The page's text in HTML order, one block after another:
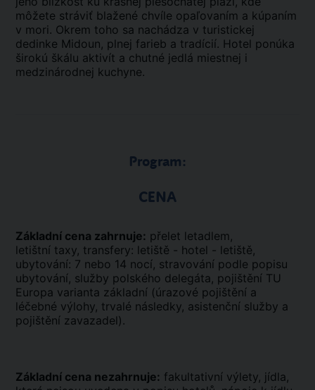
môžete stráviť blažené chvíle opaľovaním a kúpaním
v mori. Okrem toho sa nachádza v turistickej
dedinke Midoun, plnej farieb a tradícií. Hotel ponúka
širokú škálu aktivít a chutné jedlá miestnej i
medzinárodnej kuchyne.
Program:
CENA
Základní cena zahrnuje: přelet letadlem,
letištní taxy, transfery: letiště - hotel - letiště,
ubytování: 7 nebo 14 nocí, stravování podle popisu
ubytování, služby polského delegáta, pojištění TU
Europa varianta základní (úrazové pojištění a
léčebné výlohy, trvalé následky, asistenční služby a
pojištění zavazadel).
Základní cena nezahrnuje: fakultativní výlety, jídla,